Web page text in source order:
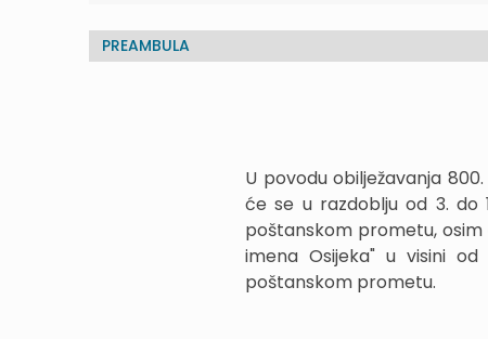
PREAMBULA
U povodu obilježavanja
će se u razdoblju od 3. do
poštanskom prometu,
imena Osijeka" u visini
poštanskom prometu.